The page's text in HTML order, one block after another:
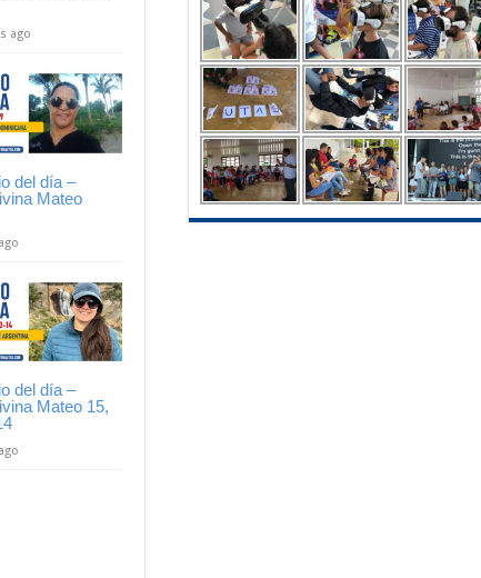
ago
del día –
Mateo
del día –
Mateo 15,